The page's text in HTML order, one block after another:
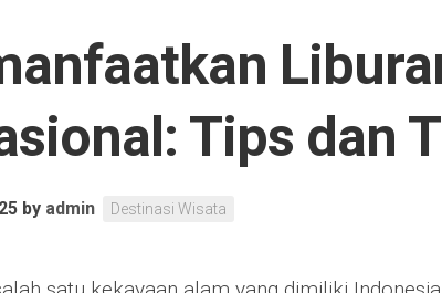
Tips dan
by admin Destinasi Wisata